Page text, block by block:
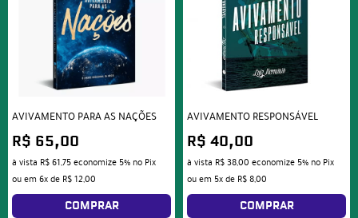
AVIVAMENTO PARA AS NAÇÕES
R$ 65,00
à vista R$ 61,75economize 5% no Pix
ou em 6xde R$ 12,00
COMPRAR
AVIVAMENTO RESPONSÁVEL
R$ 40,00
à vista R$ 38,00 economize 5% no Pix
ou em 5xde R$ 8,00
COMPRAR